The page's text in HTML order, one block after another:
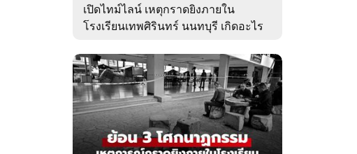
เปิดไทม์ไลน์ เหตุกราดยิงภายใน
โรงเรียนเทพศิรินทร์ นนทบุรี เกิดอะไร